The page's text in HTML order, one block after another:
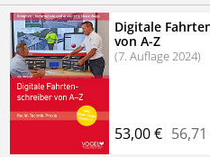
Online-Seminare
jetzt das VerkehrsRundschau
der derzeitig gesetzlichen
nichts weiter tun, das
weiteren
Digitale
von A-Z
(7. Auflage 2024)
53,00 €